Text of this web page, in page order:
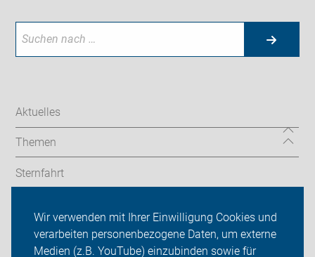
Wir verwenden mit Ihrer Einwilligung Cookies und
verarbeiten personenbezogene Daten, um externe
Medien (z.B. YouTube) einzubinden sowie für
Aktuelles
Themen
Sternfahrt
ADFC Berlin